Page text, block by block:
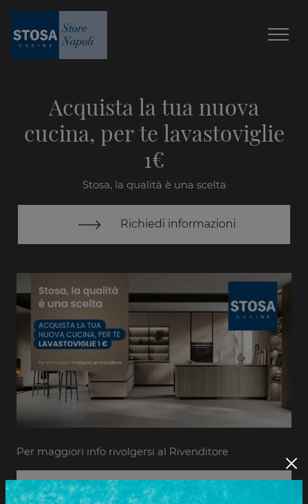
Acquista la tua nuova
cucina, per te lavastoviglie
1€
Stosa, la qualità è una scelta
Richiedi informazioni
Per maggiori info rivolgersi al Rivenditore
Informazioni e preventivi